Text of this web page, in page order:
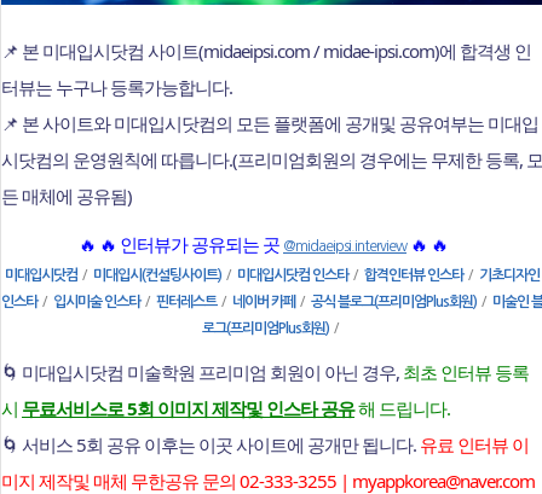
📌 본 미대입시닷컴 사이트(midaeipsi.com / midae-ipsi.com)에 합격생 인
터뷰는 누구나 등록가능합니다.
📌 본 사이트와 미대입시닷컴의 모든 플랫폼에 공개및 공유여부는 미대입
시닷컴의 운영원칙에 따릅니다.(프리미엄회원의 경우에는 무제한 등록, 모
든 매체에 공유됨)
🔥 🔥 인터뷰가 공유되는 곳 @midaeipsi.interview🔥 🔥
미대입시닷컴 / 미대입시(컨설팅사이트) / 미대입시닷컴 인스타/ 합격인터뷰 인스타/ 기초디자인
인스타/ 입시미술 인스타/ 핀터레스트/ 네이버 카페 / 공식 블로그(프리미엄Plus회원) / 미술인 블
로그(프리미엄Plus회원) /
🌀 미대입시닷컴 미술학원 프리미엄 회원이 아닌 경우, 최초 인터뷰 등록
시 무료서비스로 5회 이미지 제작및 인스타 공유해 드립니다.
🌀 서비스 5회 공유 이후는 이곳 사이트에 공개만 됩니다. 유료 인터뷰 이
미지 제작및 매체 무한공유 문의 02-333-3255 | myappkorea@naver.com